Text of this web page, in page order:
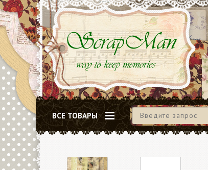
ВСЕ ТОВАРЫ